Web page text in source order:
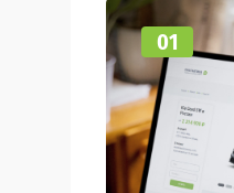
01